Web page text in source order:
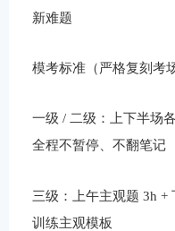
新难题
模考标准（严格复刻考场
一级 / 二级：上下半场
全程不暂停、不翻笔记
三级：上午主观题 3h +
训练主观模板